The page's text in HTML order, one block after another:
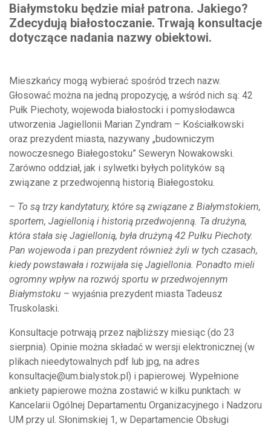
Białymstoku będzie miał patrona. Jakiego?
Zdecydują białostoczanie. Trwają konsultacje
dotyczące nadania nazwy obiektowi.
Mieszkańcy mogą wybierać spośród trzech nazw.
Głosować można na jedną propozycję, a wśród nich są: 42
Pułk Piechoty, wojewoda białostocki i pomysłodawca
utworzenia Jagiellonii Marian Zyndram – Kościałkowski
oraz prezydent miasta, nazywany „budowniczym
nowoczesnego Białegostoku” Seweryn Nowakowski.
Zarówno oddział, jak i sylwetki byłych polityków są
związane z przedwojenną historią Białegostoku.
– To są trzy kandytatury, które są związane z Białymstokiem,
sportem, Jagiellonią i historią przedwojenną. Ta drużyna,
która stała się Jagiellonią, była drużyną 42 Pułku Piechoty.
Pan wojewoda i pan prezydent również żyli w tych czasach,
kiedy powstawała i rozwijała się Jagiellonia. Ponadto mieli
ogromny wpływ na rozwój sportu w przedwojennym
Białymstoku – wyjaśnia prezydent miasta Tadeusz
Truskolaski.
Konsultacje potrwają przez najbliższy miesiąc (do 23
sierpnia). Opinie można składać w wersji elektronicznej (w
plikach nieedytowalnych pdf lub jpg, na adres
konsultacje@um.bialystok.pl) i papierowej. Wypełnione
ankiety papierowe można zostawić w kilku punktach: w
Kancelarii Ogólnej Departamentu Organizacyjnego i Nadzoru
UM przy ul. Słonimskiej 1, w Departamencie Obsługi